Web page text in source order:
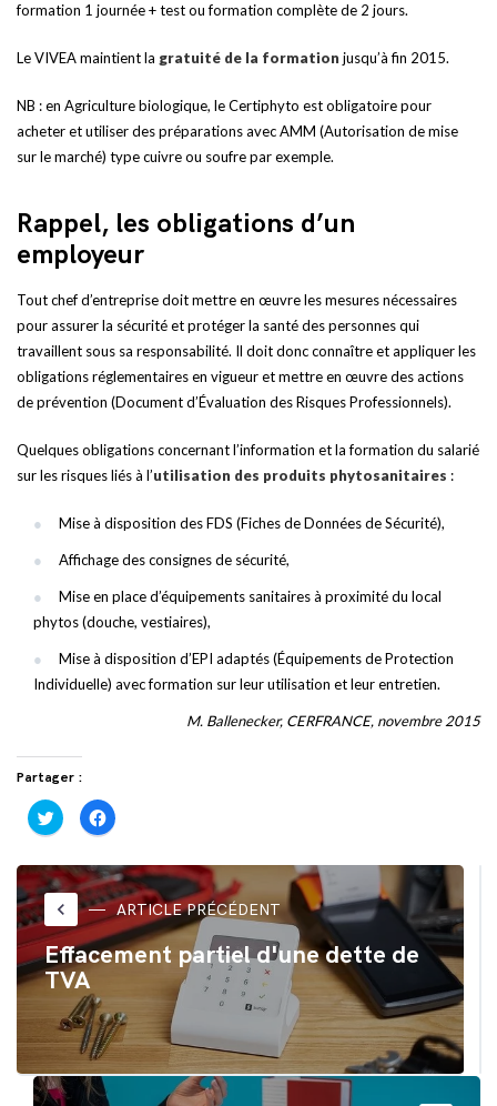
formation 1 journée + test ou formation complète de 2 jours.
Le VIVEA maintient la gratuité de la formation jusqu’à fin 2015.
NB : en Agriculture biologique, le Certiphyto est obligatoire pour
acheter et utiliser des préparations avec AMM (Autorisation de mise
sur le marché) type cuivre ou soufre par exemple.
Rappel, les obligations d’un
employeur
Tout chef d’entreprise doit mettre en œuvre les mesures nécessaires
pour assurer la sécurité et protéger la santé des personnes qui
travaillent sous sa responsabilité. Il doit donc connaître et appliquer les
obligations réglementaires en vigueur et mettre en œuvre des actions
de prévention (Document d’Évaluation des Risques Professionnels).
Quelques obligations concernant l’information et la formation du salarié
sur les risques liés à l’utilisation des produits phytosanitaires :
Mise à disposition des FDS (Fiches de Données de Sécurité),
Affichage des consignes de sécurité,
Mise en place d’équipements sanitaires à proximité du local
phytos (douche, vestiaires),
Mise à disposition d’EPI adaptés (Équipements de Protection
Individuelle) avec formation sur leur utilisation et leur entretien.
M. Ballenecker, CERFRANCE, novembre 2015
Partager :
Cliquez
pour
partager
Twitter(ouvre
dans
une
nouvelle
fenêtre)
Cliquez
pour
partager
Facebook(ouvre
dans
une
nouvelle
fenêtre)
keyboard_arrow_left ARTICLE PRÉCÉDENT
Effacement partiel d'une dette de
TVA